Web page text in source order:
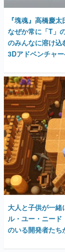
『塊魂』高橋慶
なぜか常に「T」
のみんなに溶け込
3Dアドベンチャ
大人と子供が一
ル・ユー・ニード
のいる開発者たち